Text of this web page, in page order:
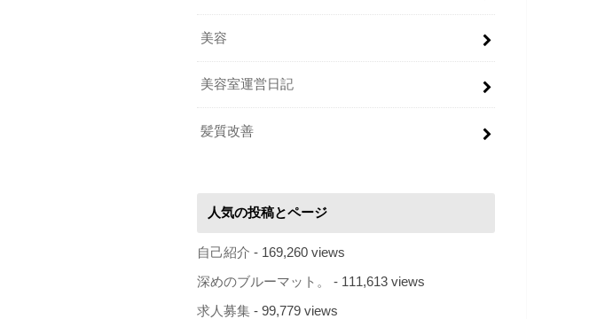
美容
美容室運営日記
髪質改善
人気の投稿とページ
自己紹介 - 169,260 views
深めのブルーマット。 - 111,613 views
求人募集 - 99,779 views